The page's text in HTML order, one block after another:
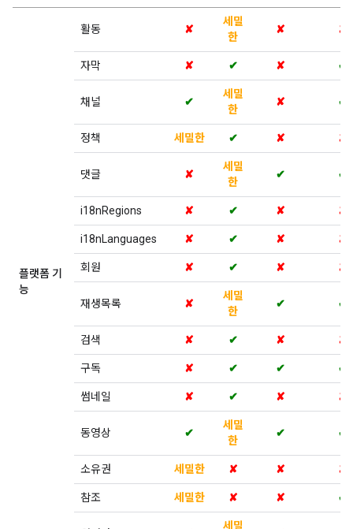
플랫폼 기
능
활동 ✘
세밀
한
✘ ✘
자막 ✘ ✔ ✘ ✔
채널 ✔
세밀
한
✘ ✔
정책 세밀한 ✔ ✘ ✘
댓글 ✘
세밀
한
✔ ✔
i18nRegions ✘ ✔ ✘ ✘
i18nLanguages ✘ ✔ ✘ ✘
회원 ✘ ✔ ✘ ✘
재생목록 ✘
세밀
한
✔ ✔
검색 ✘ ✔ ✘ ✘
구독 ✘ ✔ ✔ ✔
썸네일 ✘ ✔ ✘ ✘
동영상 ✔
세밀
한
✔ ✔
소유권 세밀한 ✘ ✘ ✘
참조 세밀한 ✘ ✘ ✔
세밀